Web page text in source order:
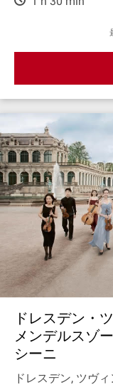
ドレスデン・
メンデルスゾ
シーニ
ドレスデン, ツヴ